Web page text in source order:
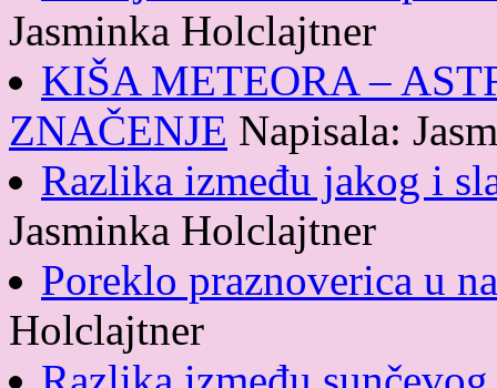
Jasminka Holclajtner
KIŠA METEORA –
ZNAČENJE Napisala:
Razlika između jakog i
Jasminka Holclajtner
Poreklo praznoverica u
Holclajtner